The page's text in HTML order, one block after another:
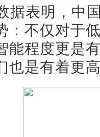
据表明，中
：不仅对于
能程度更是
也是有着更